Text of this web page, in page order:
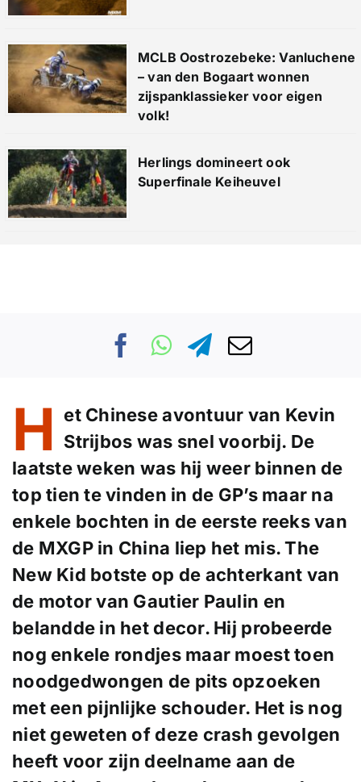
MCLB Oostrozebeke: Vanluchene
– van den Bogaart wonnen
zijspanklassieker voor eigen
volk!
Herlings domineert ook
Superfinale Keiheuvel
H
et Chinese avontuur van Kevin
Strijbos was snel voorbij. De
laatste weken was hij weer binnen de
top tien te vinden in de GP’s maar na
enkele bochten in de eerste reeks van
de MXGP in China liep het mis. The
New Kid botste op de achterkant van
de motor van Gautier Paulin en
belandde in het decor. Hij probeerde
nog enkele rondjes maar moest toen
noodgedwongen de pits opzoeken
met een pijnlijke schouder. Het is nog
niet geweten of deze crash gevolgen
heeft voor zijn deelname aan de